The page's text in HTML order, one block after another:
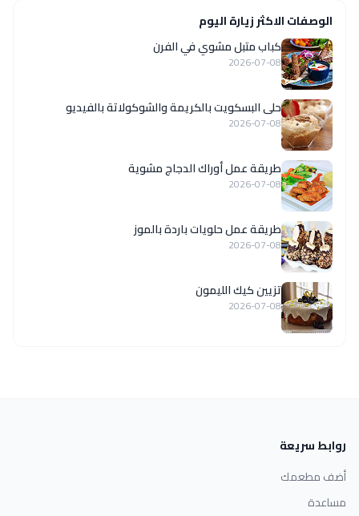
الوصفات الاكثر زيارة اليوم
كباب متبل مشوي في الفرن
2026-07-08
حلى البسكويت بالكريمة والشوكولاتة بالفيديو
2026-07-08
طريقة عمل أوراك الدجاج مشوية
2026-07-08
طريقة عمل حلويات باردة بالموز
2026-07-08
تزيين كيك الليمون
2026-07-08
روابط سريعة
أضف مطعمك
مساعدة